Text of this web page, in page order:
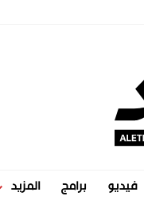
فيديو برامج المزيد